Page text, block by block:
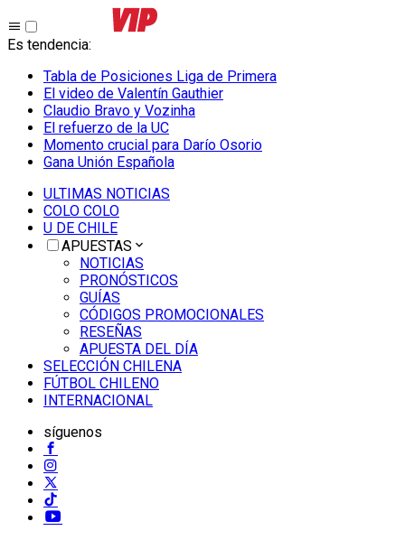
Es tendencia:
Tabla de Posiciones Liga de Primera
El video de Valentín Gauthier
Claudio Bravo y Vozinha
El refuerzo de la UC
Momento crucial para Darío Osorio
Gana Unión Española
ULTIMAS NOTICIAS
COLO COLO
U DE CHILE
APUESTAS
NOTICIAS
PRONÓSTICOS
GUÍAS
CÓDIGOS PROMOCIONALES
RESEÑAS
APUESTA DEL DÍA
SELECCIÓN CHILENA
FÚTBOL CHILENO
INTERNACIONAL
síguenos